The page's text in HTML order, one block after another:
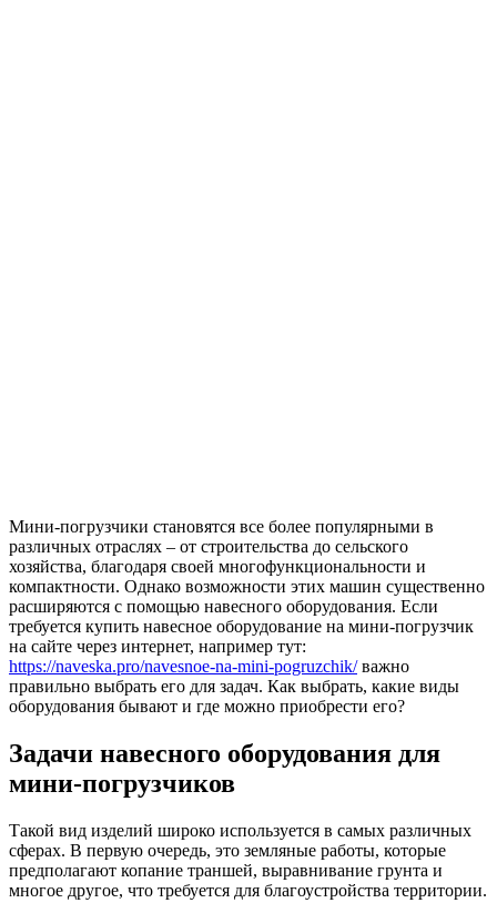
Мини-погрузчики становятся все более популярными в
различных отраслях – от строительства до сельского
хозяйства, благодаря своей многофункциональности и
компактности. Однако возможности этих машин существенно
расширяются с помощью навесного оборудования. Если
требуется купить навесное оборудование на мини-погрузчик
на сайте через интернет, например тут:
https://naveska.pro/navesnoe-na-mini-pogruzchik/важно
правильно выбрать его для задач. Как выбрать, какие виды
оборудования бывают и где можно приобрести его?
Задачи навесного оборудования для
мини-погрузчиков
Такой вид изделий широко используется в самых различных
сферах. В первую очередь, это земляные работы, которые
предполагают копание траншей, выравнивание грунта и
многое другое, что требуется для благоустройства территории.